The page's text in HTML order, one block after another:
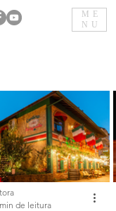
ME
NU
de leitura